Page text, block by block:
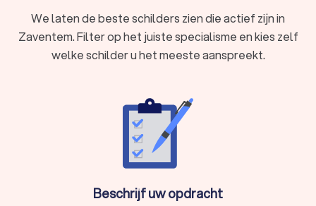
We laten de beste schilders zien die actief zijn in
Zaventem. Filter op het juiste specialisme en kies zelf
welke schilder u het meeste aanspreekt.
Beschrijf uw opdracht